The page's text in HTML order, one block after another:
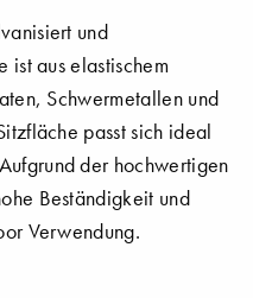
und
ist aus elastischem
Schwermetallen und
passt sich ideal
der hochwertigen
Beständigkeit und
Verwendung.